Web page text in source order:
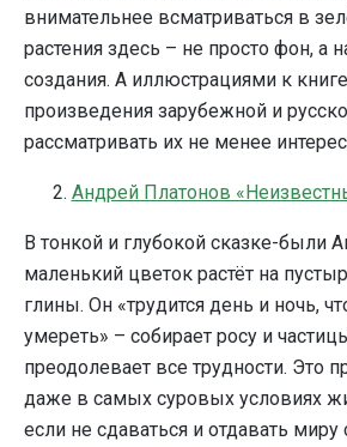
внимательнее всматриваться в
растения здесь – не просто фон, а
создания. А иллюстрациями к
произведения зарубежной и
рассматривать их не менее
2. Андрей Платонов
В тонкой и глубокой сказке-были
маленький цветок растёт на
глины. Он «трудится день и ночь,
умереть» – собирает росу и
преодолевает все трудности. Это
даже в самых суровых условиях
если не сдаваться и отдавать